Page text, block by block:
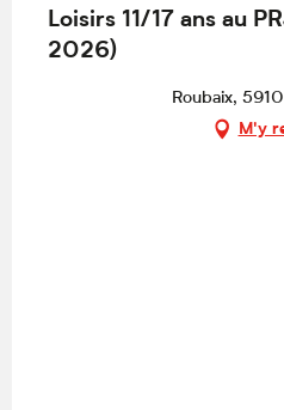
Du15 juillet 2026au 17
Lundi 20 juillet 2026
Loisirs 11/17 ans au
2026)
Roubaix,
M'y